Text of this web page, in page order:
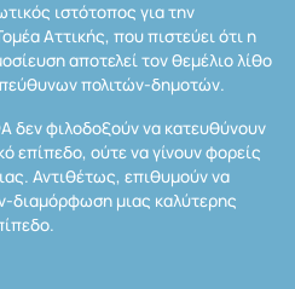
ιστότοπος για την
Αττικής, που πιστεύει ότι η
αποτελεί τον θεμέλιο λίθο
πολιτών-δημοτών.
δεν φιλοδοξούν να κατευθύνουν
επίπεδο, ούτε να γίνουν φορείς
Αντιθέτως, επιθυμούν να
διαμόρφωση μιας καλύτερης